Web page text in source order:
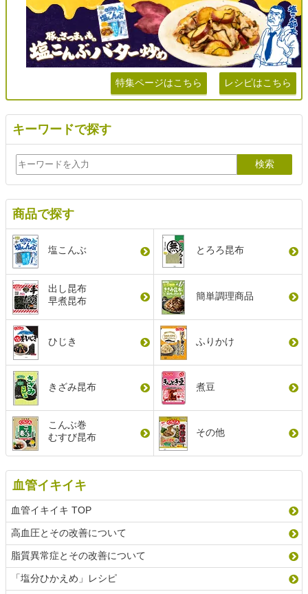
特集ページはこちら レシピはこちら
キーワードで探す
商品で探す
塩こんぶ とろろ昆布
出し昆布
早煮昆布
簡単調理商品
ひじき ふりかけ
きざみ昆布 煮豆
こんぶ巻
むすび昆布
その他
血管イキイキ
血管イキイキ TOP
高血圧とその改善について
脂質異常症とその改善について
「塩分ひかえめ」レシピ